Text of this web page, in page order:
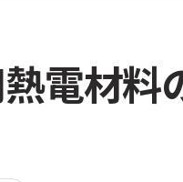
電材料